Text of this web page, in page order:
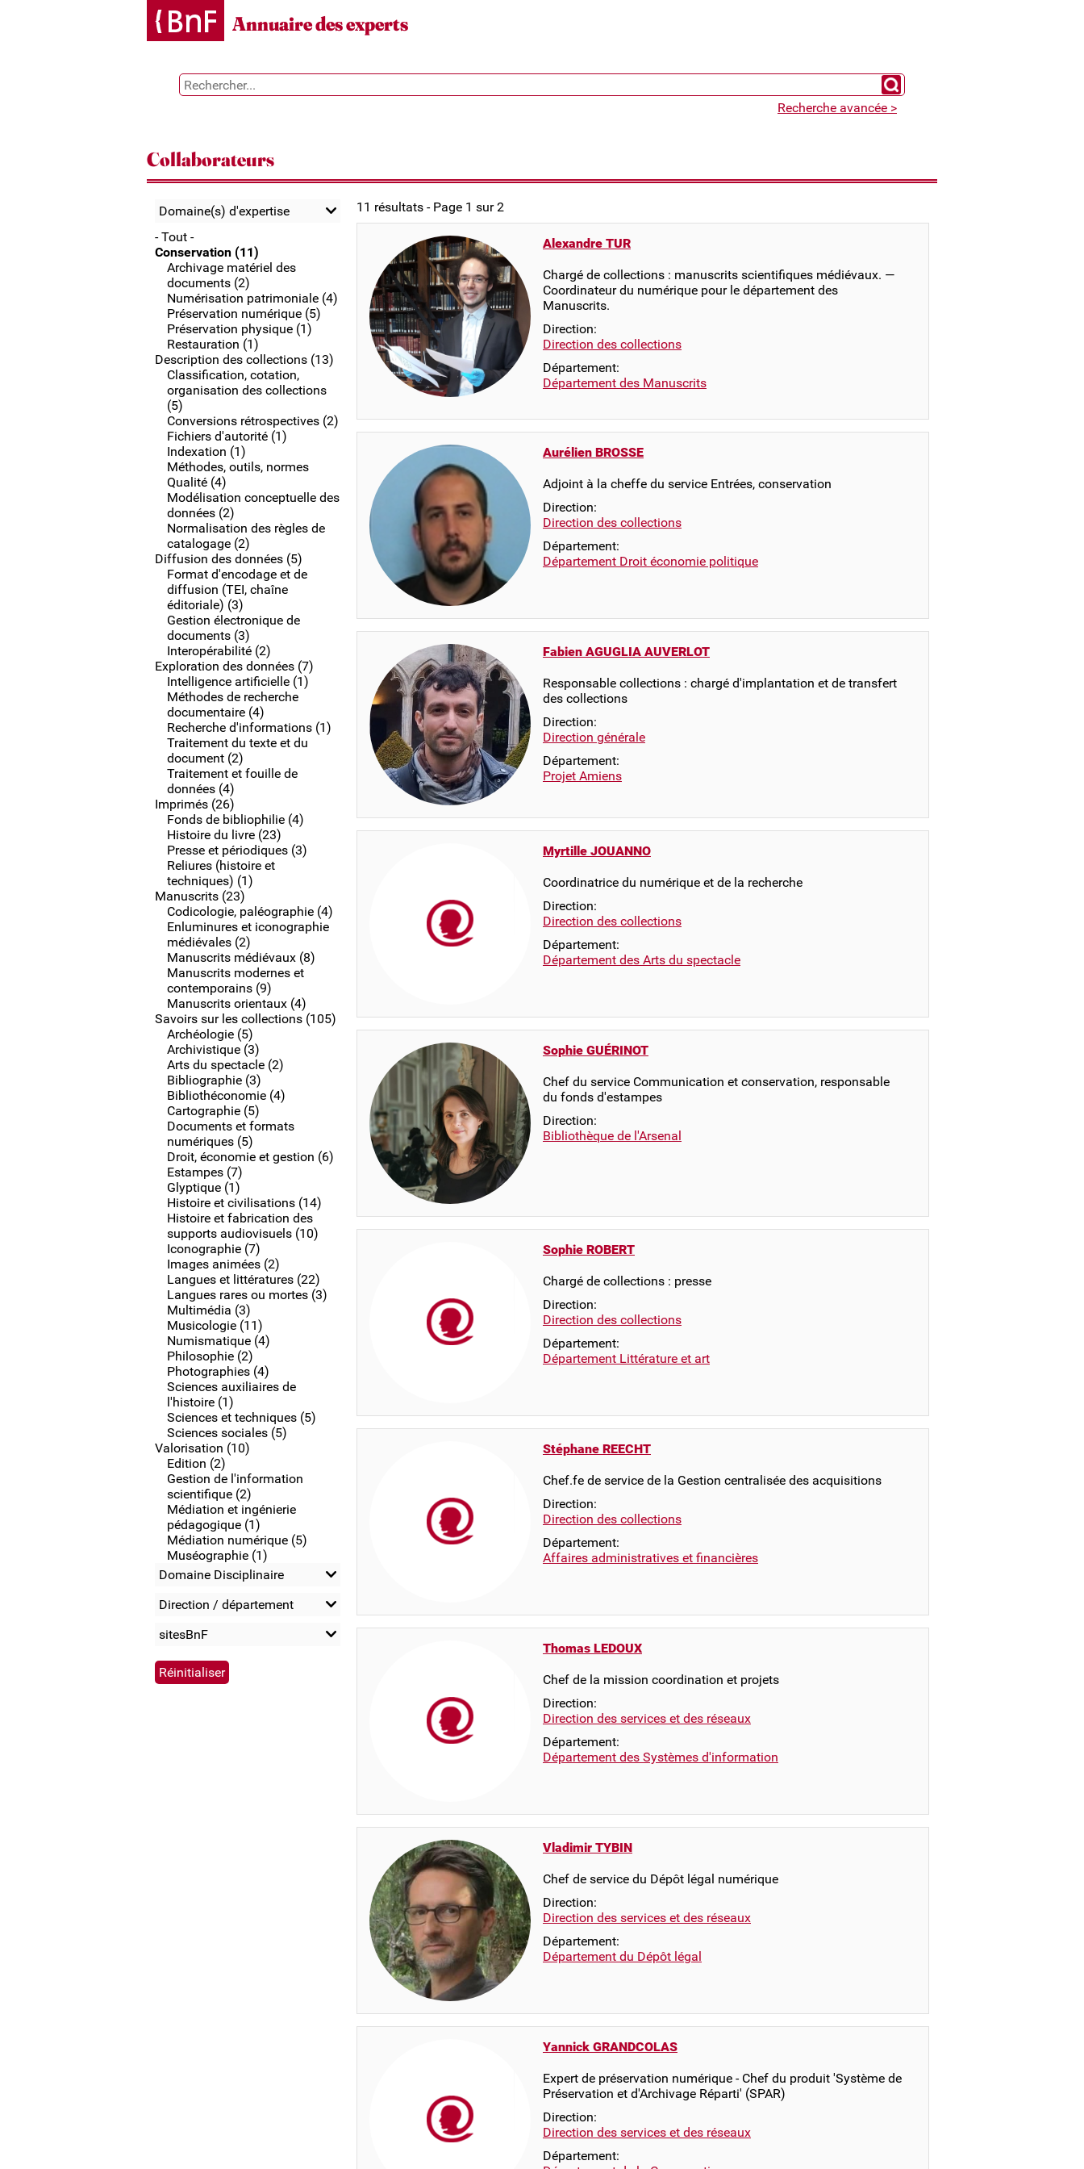
Annuaire des experts
Chercher un expert
Recherche avancée >
Collaborateurs
Domaine(s) d'expertise
- Tout -
Conservation (11)
Archivage matériel des
documents (2)
Numérisation patrimoniale (4)
Préservation numérique (5)
Préservation physique (1)
Restauration (1)
Description des collections (13)
Classification, cotation,
organisation des collections
(5)
Conversions rétrospectives (2)
Fichiers d'autorité (1)
Indexation (1)
Méthodes, outils, normes
Qualité (4)
Modélisation conceptuelle des
données (2)
Normalisation des règles de
catalogage (2)
Diffusion des données (5)
Format d'encodage et de
diffusion (TEI, chaîne
éditoriale) (3)
Gestion électronique de
documents (3)
Interopérabilité (2)
Exploration des données (7)
Intelligence artificielle (1)
Méthodes de recherche
documentaire (4)
Recherche d'informations (1)
Traitement du texte et du
document (2)
Traitement et fouille de
données (4)
Imprimés (26)
Fonds de bibliophilie (4)
Histoire du livre (23)
Presse et périodiques (3)
Reliures (histoire et
techniques) (1)
Manuscrits (23)
Codicologie, paléographie (4)
Enluminures et iconographie
médiévales (2)
Manuscrits médiévaux (8)
Manuscrits modernes et
contemporains (9)
Manuscrits orientaux (4)
Savoirs sur les collections (105)
Archéologie (5)
Archivistique (3)
Arts du spectacle (2)
Bibliographie (3)
Bibliothéconomie (4)
Cartographie (5)
Documents et formats
numériques (5)
Droit, économie et gestion (6)
Estampes (7)
Glyptique (1)
Histoire et civilisations (14)
Histoire et fabrication des
supports audiovisuels (10)
Iconographie (7)
Images animées (2)
Langues et littératures (22)
Langues rares ou mortes (3)
Multimédia (3)
Musicologie (11)
Numismatique (4)
Philosophie (2)
Photographies (4)
Sciences auxiliaires de
l'histoire (1)
Sciences et techniques (5)
Sciences sociales (5)
Valorisation (10)
Edition (2)
Gestion de l'information
scientifique (2)
Médiation et ingénierie
pédagogique (1)
Médiation numérique (5)
Muséographie (1)
Domaine Disciplinaire
Direction / département
sitesBnF
11 résultats - Page 1 sur 2
Alexandre TUR
Chargé de collections : manuscrits scientifiques médiévaux. —
Coordinateur du numérique pour le département des
Manuscrits.
Direction:
Direction des collections
Département:
Département des Manuscrits
Aurélien BROSSE
Adjoint à la cheffe du service Entrées, conservation
Direction:
Direction des collections
Département:
Département Droit économie politique
Fabien AGUGLIA AUVERLOT
Responsable collections : chargé d'implantation et de transfert
des collections
Direction:
Direction générale
Département:
Projet Amiens
Myrtille JOUANNO
Coordinatrice du numérique et de la recherche
Direction:
Direction des collections
Département:
Département des Arts du spectacle
Sophie GUÉRINOT
Chef du service Communication et conservation, responsable
du fonds d'estampes
Direction:
Bibliothèque de l'Arsenal
Sophie ROBERT
Chargé de collections : presse
Direction:
Direction des collections
Département:
Département Littérature et art
Stéphane REECHT
Chef.fe de service de la Gestion centralisée des acquisitions
Direction:
Direction des collections
Département:
Affaires administratives et financières
Thomas LEDOUX
Chef de la mission coordination et projets
Direction:
Direction des services et des réseaux
Département:
Département des Systèmes d'information
Vladimir TYBIN
Chef de service du Dépôt légal numérique
Direction:
Direction des services et des réseaux
Département:
Département du Dépôt légal
Yannick GRANDCOLAS
Expert de préservation numérique - Chef du produit 'Système de
Préservation et d'Archivage Réparti' (SPAR)
Direction:
Direction des services et des réseaux
Département: